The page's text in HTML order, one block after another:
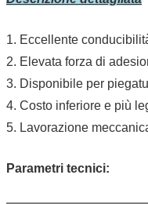
1. Eccellente
2. Elevata forza di
3. Disponibile per
4. Costo inferiore e più
5. Lavorazione
Parametri tecnici: